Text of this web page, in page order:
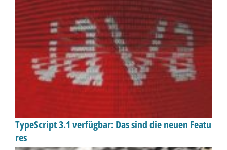
TypeScript 3.1 verfügbar: Das sind die neuen Featu
res